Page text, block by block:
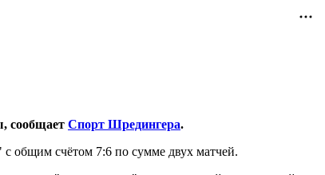
сообщает Спорт Шредингера.
общим счётом 7:6 по сумме двух матчей.